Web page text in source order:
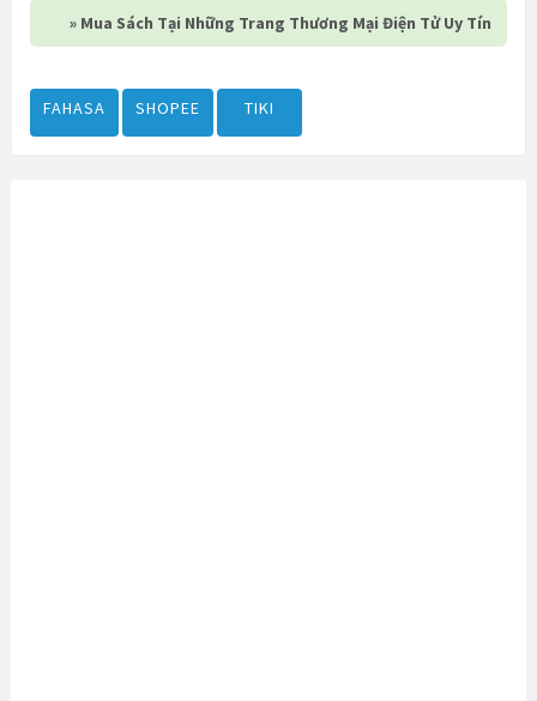
» Mua Sách Tại Những Trang Thương Mại Điện Tử Uy Tín
FAHASA SHOPEE TIKI